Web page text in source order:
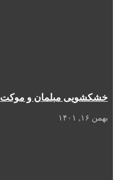
خشکشویی مبلمان و موکت
بهمن ۱۶, ۱۴۰۱